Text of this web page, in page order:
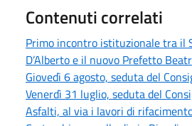
Contenuti correlati
Primo incontro istituzionale tra il
D’Alberto e il nuovo Prefetto
Giovedì 6 agosto, seduta del
Venerdì 31 luglio, seduta del
Asfalti, al via i lavori di